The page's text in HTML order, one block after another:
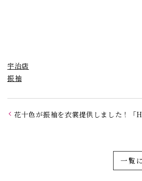
宇治店
振袖
花十色が振袖を衣裳提供しました！「
一覧